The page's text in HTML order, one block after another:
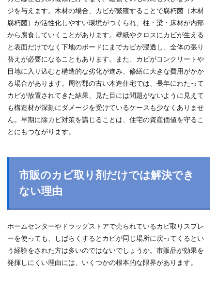
ジを与えます。木材の場合、カビが繁殖することで腐朽菌（木材
腐朽菌）が活性化しやすい環境がつくられ、柱・梁・床材が内部
から腐食していくことがあります。壁紙やクロスにカビが生える
と表面だけでなく下地のボードにまでカビが浸透し、全体の張り
替えが必要になることもあります。また、カビがコンクリートや
目地に入り込むと構造的な劣化が進み、修繕に大きな費用がかか
る場合があります。周智郡の古い木造住宅では、長年にわたって
カビが放置されてきた結果、見た目には問題がないように見えて
も構造材が深刻にダメージを受けているケースも少なくありませ
ん。早期に除カビ対策を講じることは、住宅の資産価値を守るこ
とにもつながります。
市販のカビ取り剤だけでは解決でき
ない理由
ホームセンターやドラッグストアで売られているカビ取りスプレ
ーを使っても、しばらくするとカビが同じ場所に戻ってくるとい
う経験をされた方は多いのではないでしょうか。市販品が効果を
発揮しにくい理由には、いくつかの根本的な限界があります。